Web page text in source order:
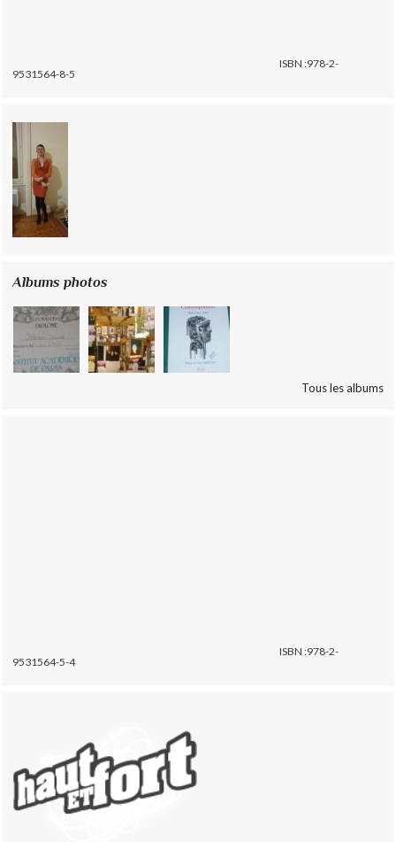
ISBN :978-2-
9531564-8-5
Albums photos
Tous les albums
ISBN :978-2-
9531564-5-4